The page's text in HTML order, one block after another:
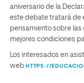
aniversario de la
este debate tratará de
pensamiento sobre las
mejores condiciones
Los interesados en
web HTTPS://